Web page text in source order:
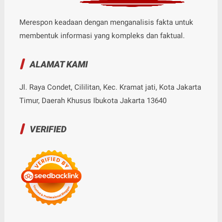
Merespon keadaan dengan menganalisis fakta untuk
membentuk informasi yang kompleks dan faktual.
ALAMAT KAMI
Jl. Raya Condet, Cililitan, Kec. Kramat jati, Kota Jakarta
Timur, Daerah Khusus Ibukota Jakarta 13640
VERIFIED